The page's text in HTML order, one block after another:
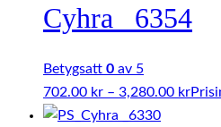
Cyhra _6354
Betygsatt 0 av 5
702.00 kr – 3,280.00 kr